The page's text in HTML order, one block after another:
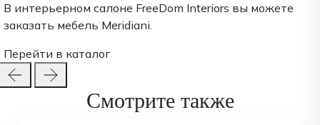
В интерьерном салоне FreeDom Interiors вы можете
заказать мебель Meridiani.
Перейти в каталог
Смотрите также